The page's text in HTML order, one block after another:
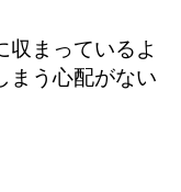
収まっているよ
まう心配がない